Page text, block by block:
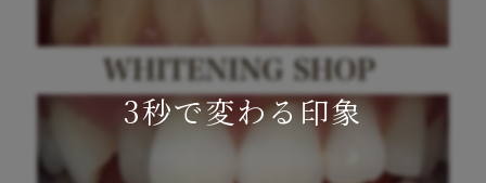
3秒で変わる印象